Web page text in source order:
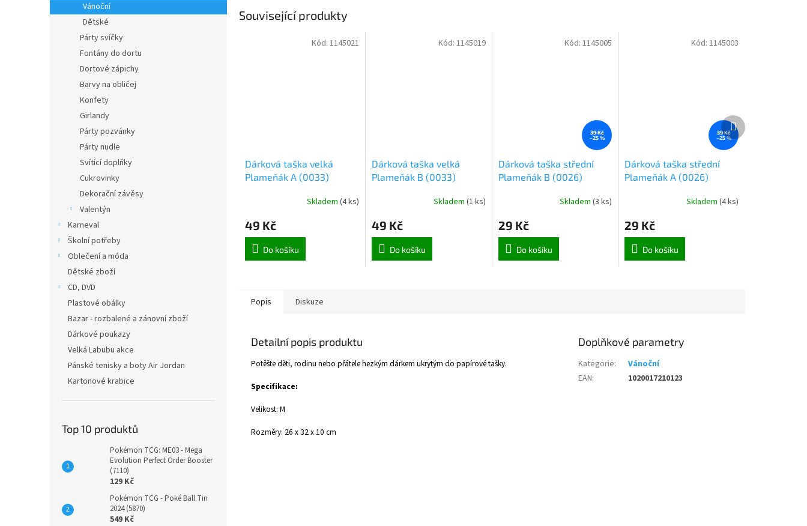
Vánoční
Dětské
Párty svíčky
Fontány do dortu
Dortové zápichy
Barvy na obličej
Konfety
Girlandy
Párty pozvánky
Párty nudle
Svítící doplňky
Cukrovinky
Dekorační závěsy
Valentýn
Karneval
Školní potřeby
Oblečení a móda
Dětské zboží
CD, DVD
Plastové obálky
Bazar - rozbalené a zánovní zboží
Dárkové poukazy
Velká Labubu akce
Pánské tenisky a boty Air Jordan
Kartonové krabice
Top 10 produktů
Pokémon TCG: ME03 - Mega
Evolution Perfect Order Booster
(7110)
129 Kč
Pokémon TCG - Poké Ball Tin
2024 (5870)
549 Kč
Související produkty
Dárková taška velká
Plameňák A (0033)
Skladem (4 ks)
49 Kč
Do košíku
Kód: 1145021
Dárková taška velká
Plameňák B (0033)
Skladem (1 ks)
49 Kč
Do košíku
Kód: 1145019
39 Kč
–25 %
Dárková taška střední
Plameňák B (0026)
Skladem(3 ks)
29 Kč
Do košíku
Kód:1145005
39 Kč
–25 %
Dárková taška střední
Plameňák A (0026)
Skladem (4 ks)
29 Kč
Do košíku
Kód: 1145003
Další
produkt
Popis Diskuze
Detailní popis produktu
Potěšte děti, rodinu nebo přátele hezkým dárkem ukrytým do papírové tašky.
Specifikace:
Velikost: M
Rozměry: 26 x 32 x 10 cm
Doplňkové parametry
Kategorie:
Vánoční
EAN: 1020017210123